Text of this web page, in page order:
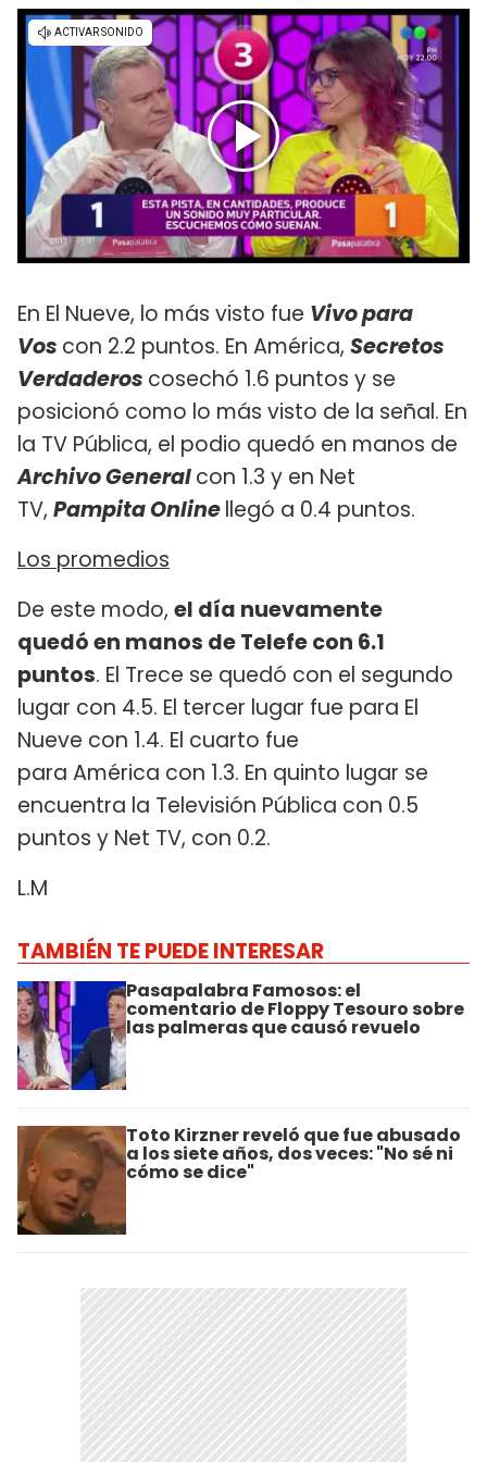
En El Nueve, lo más visto fue Vivo para
Vos con 2.2 puntos. En América, Secretos
Verdaderos cosechó 1.6 puntos y se
posicionó como lo más visto de la señal. En
la TV Pública, el podio quedó en manos de
Archivo Generalcon 1.3 y en Net
TV, Pampita Onlinellegó a 0.4 puntos.
Los promedios
De este modo, el día nuevamente
quedó en manos de Telefe con 6.1
puntos. El Trece se quedó con el segundo
lugar con 4.5. El tercer lugar fue para El
Nueve con 1.4. El cuarto fue
para América con 1.3. En quinto lugar se
encuentra la Televisión Pública con 0.5
puntos y Net TV, con 0.2.
L.M
TAMBIÉN TE PUEDE INTERESAR
Pasapalabra Famosos: el
comentario de Floppy Tesouro sobre
las palmeras que causó revuelo
Toto Kirzner reveló que fue abusado
a los siete años, dos veces: "No sé ni
cómo se dice"